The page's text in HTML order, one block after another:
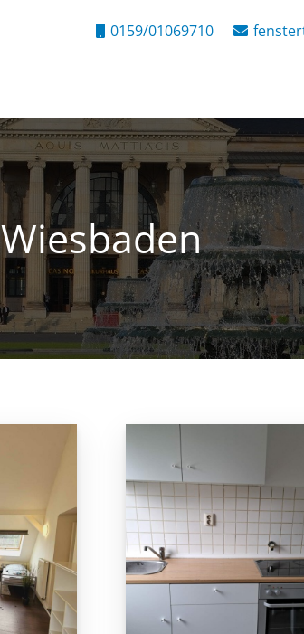
0159/01069710
Wiesbaden